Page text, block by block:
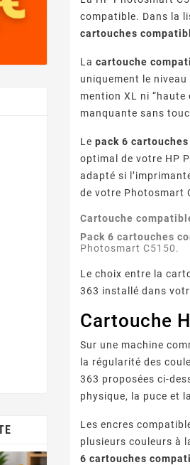
compatible. Dans la
cartouches
Lacartouche
uniquement le
mention XL ni
manquante sans
Lepack 6
optimal de votre HP
adapté si
de votre Photosmart
Cartouche
Pack 6 cartouches
Photosmart C5150.
Le choix entre la
363 installé dans
Cartouche
Sur une machine
la régularité des
363 proposées ci-
physique, la puce et
Les encres
plusieurs couleurs à
6 cartouches